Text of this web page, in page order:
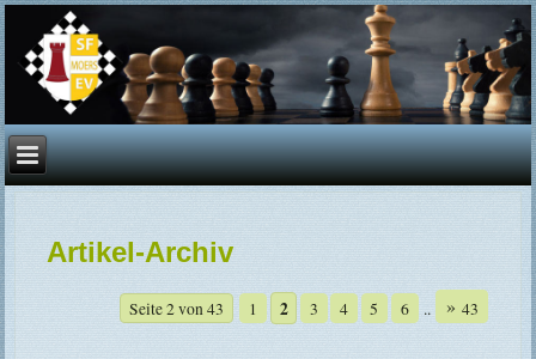
Artikel-Archiv
Seite 2 von 43 1 2 3 4 5 6 .. » 43